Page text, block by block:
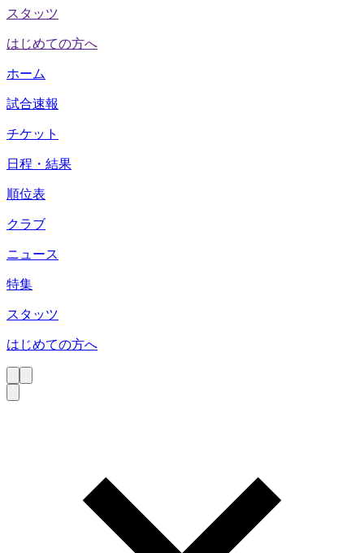
スタッツ
はじめての方へ
ホーム
試合速報
チケット
日程・結果
順位表
クラブ
ニュース
特集
スタッツ
はじめての方へ